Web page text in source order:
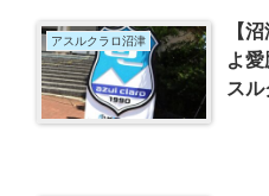
アスルクラロ沼津
【
よ
ス